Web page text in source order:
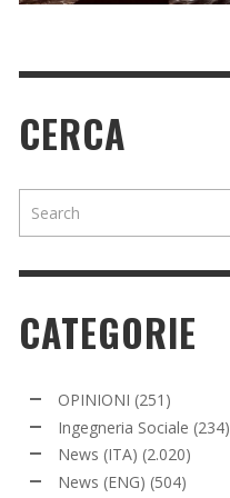
CERCA
CATEGORIE
OPINIONI (251)
Ingegneria Sociale (234)
News (ITA) (2.020)
News (ENG) (504)